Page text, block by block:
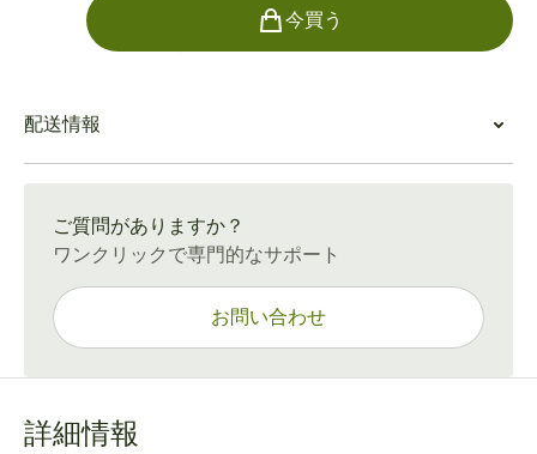
今買う
配送情報
ご質問がありますか？
ワンクリックで専門的なサポート
お問い合わせ
詳細情報